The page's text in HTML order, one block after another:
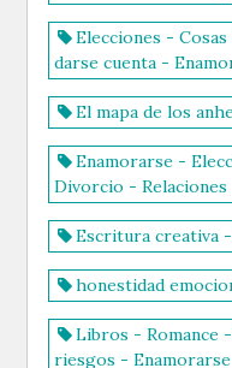
Elecciones -
darse cuenta -
El mapa de los
Enamorarse -
Divorcio - Relaciones
Escritura creativa
honestidad
Libros - Romance
riesgos - Enamorarse